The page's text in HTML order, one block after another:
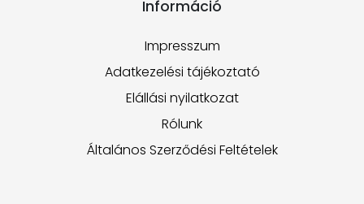
Információ
Impresszum
Adatkezelési tájékoztató
Elállási nyilatkozat
Rólunk
Általános Szerződési Feltételek